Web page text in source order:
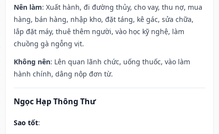
Nên làm: Xuất hành, đi đường thủy, cho vay, thu nợ, mua
hàng, bán hàng, nhập kho, đặt táng, kê gác, sửa chữa,
lắp đặt máy, thuê thêm người, vào học kỹ nghệ, làm
chuồng gà ngỗng vịt.
Không nên: Lên quan lãnh chức, uống thuốc, vào làm
hành chính, dâng nộp đơn từ.
Ngọc Hạp Thông Thư
Sao tốt: